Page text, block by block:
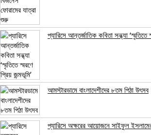
প্যারিসে আন্তর্জাতিক কবিতা সন্ধ্যা ‘স্মৃতিতে
আমস্টারডামে বাংলাদেশীদের ৮তম পিঠা উৎসব
প্যারিসে অক্ষরের আয়োজনে সাইফুল